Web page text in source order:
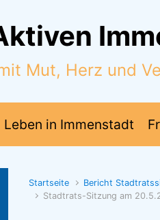
Mut, Herz und
Leben in Immenstadt
Startseite
Bericht
Stadtrats-Sitzung am